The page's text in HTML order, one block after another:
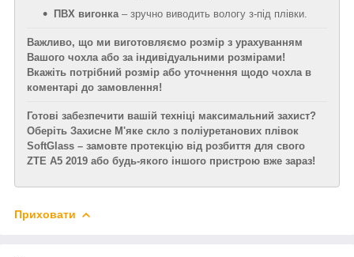
ПВХ вигонка– зручно виводить вологу з-під плівки.
Важливо, що ми виготовляємо розмір з урахуванням
Вашого чохла або за індивідуальними розмірами!
Вкажіть потрібний розмір або уточнення щодо чохла в
коментарі до замовлення!
Готові забезпечити вашій техніці максимальний захист?
Оберіть Захисне М'яке скло з поліуретанових плівок
SoftGlass – замовте протекцію від розбиття для свого
ZTE A5 2019 або будь-якого іншого пристрою вже зараз!
Приховати